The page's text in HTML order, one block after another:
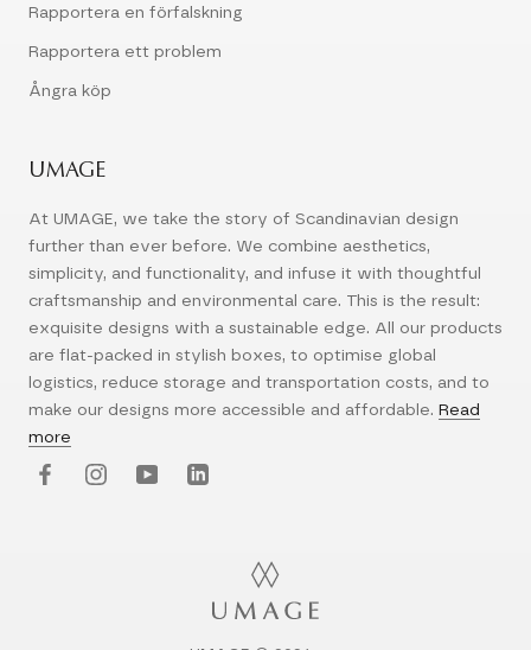
Rapportera en förfalskning
Rapportera ett problem
Ångra köp
UMAGE
At UMAGE, we take the story of Scandinavian design
further than ever before. We combine aesthetics,
simplicity, and functionality, and infuse it with thoughtful
craftsmanship and environmental care. This is the result:
exquisite designs with a sustainable edge. All our products
are flat-packed in stylish boxes, to optimise global
logistics, reduce storage and transportation costs, and to
make our designs more accessible and affordable. Read
more